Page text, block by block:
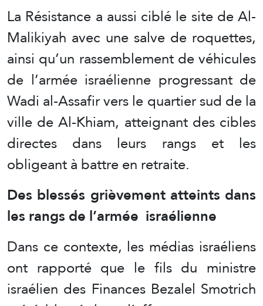
La Résistance a aussi ciblé le site de Al-
Malikiyah avec une salve de roquettes,
ainsi qu’un rassemblement de véhicules
de l’armée israélienne progressant de
Wadi al-Assafir vers le quartier sud de la
ville de Al-Khiam, atteignant des cibles
directes dans leurs rangs et les
obligeant à battre en retraite.
Des blessés grièvement atteints dans
les rangs de l’armée israélienne
Dans ce contexte, les médias israéliens
ont rapporté que le fils du ministre
israélien des Finances Bezalel Smotrich